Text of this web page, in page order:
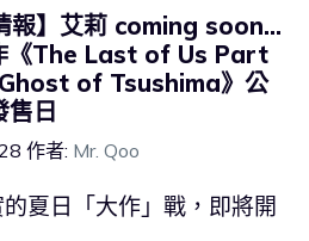
報】艾莉 coming soon…
《The Last of Us Part
of Tsushima》公
售日
作者: Mr. Qoo
夏日「大作」戰，即將開